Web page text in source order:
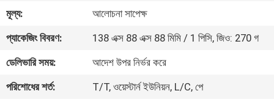
মান
নিয়ন্ত্রণ
মূল্য:
আলোচনা সাপেক্ষ
প্যাকেজিং বিবরণ:
138 এক্স 88 এক্স 88 মিমি / 1 পিসি, জিও: 270 গ
ডেলিভারি সময়:
আদেশ উপর নির্ভর করে
পরিশোধের শর্ত:
T/T, ওয়েস্টার্ন ইউনিয়ন, L/C, পে